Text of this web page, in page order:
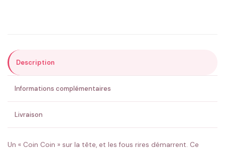
ENVOYER MA DEMANDE ✨
💚 Retour sous 24-48h🇫🇷 Flocage en France✅ Validation avant fabrication
Description
Informations complémentaires
Livraison
Un « Coin Coin » sur la tête, et les fous rires démarrent. Ce